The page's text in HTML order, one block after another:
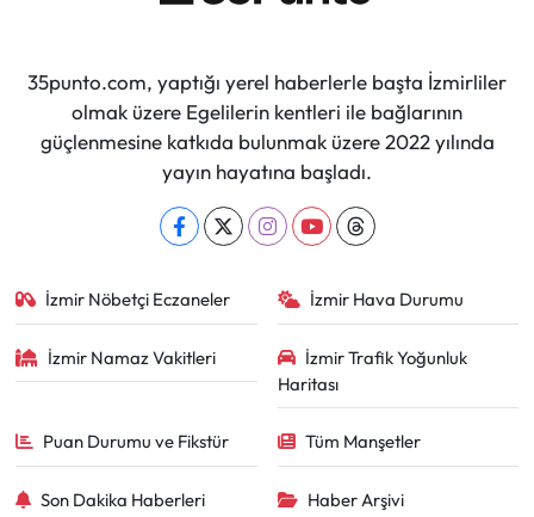
35punto.com, yaptığı yerel haberlerle başta İzmirliler
olmak üzere Egelilerin kentleri ile bağlarının
güçlenmesine katkıda bulunmak üzere 2022 yılında
yayın hayatına başladı.
İzmir Nöbetçi Eczaneler İzmir Hava Durumu
İzmir Namaz Vakitleri
İzmir Trafik Yoğunluk
Haritası
Puan Durumu ve Fikstür Tüm Manşetler
Son Dakika Haberleri Haber Arşivi